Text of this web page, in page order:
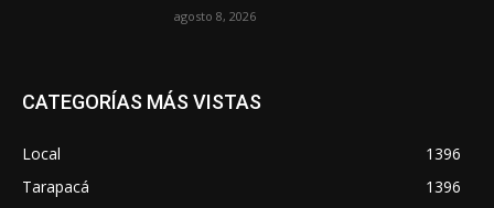
agosto 8, 2026
CATEGORÍAS MÁS VISTAS
Local
1396
Tarapacá
1396